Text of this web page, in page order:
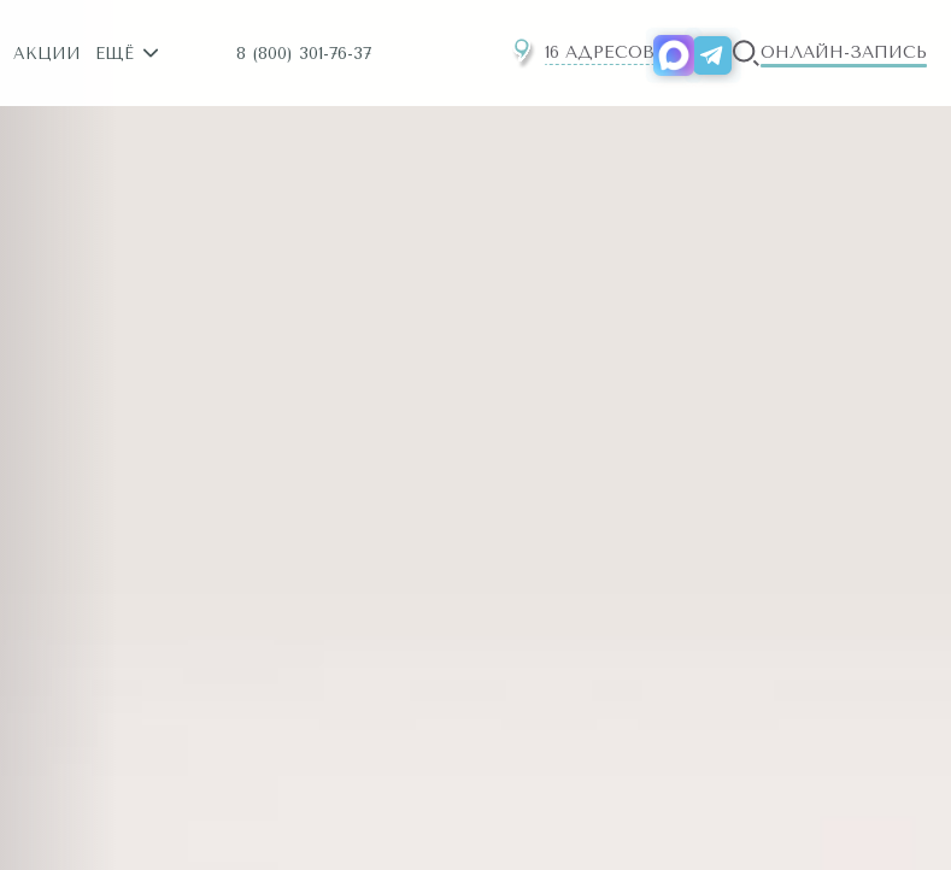
АКЦИИ ЕЩЁ 8 (800) 301-76-37 16 АДРЕСОВ ОНЛАЙН-ЗАПИСЬ